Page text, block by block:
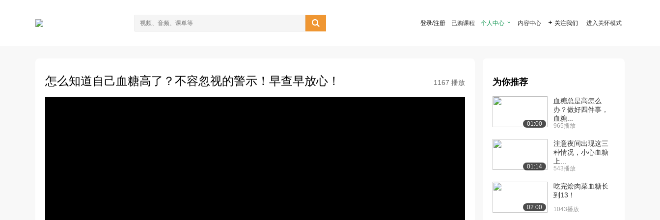
 登录/注册 已购课程 个人中心  内容中心  关注我们 进入关怀模式
怎么知道自己血糖高了？不容忽视的警示！早查早放心！ 1167 播放 为你推荐
01:00
血糖总是高怎么
办？做好四件事，
血糖...
965播放
01:14
注意夜间出现这三
种情况，小心血糖
上...
543播放
02:00
吃完烩肉菜血糖长
到13！
1043播放